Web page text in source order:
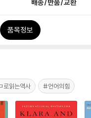
배송/반품/교환
품목정보
로읽는역사 #언어의힘